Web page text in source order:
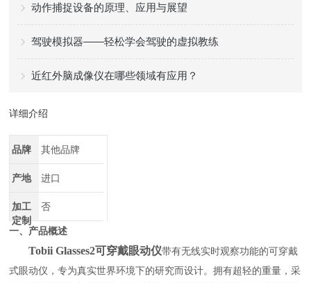
动作捕捉设备的原理、应用与展望
驾驶模拟器——轻松学会驾驶的虚拟教练
近红外脑成像仪在哪些领域有应用？
详细介绍
品牌 其他品牌
产地 进口
加工
定制
否
一、产品概述
Tobii Glasses2可穿戴眼动仪带有无线实时观察功能的可穿戴
式眼动仪，专为真实世界环境下的研究而设计。拥有超轻的重量，采